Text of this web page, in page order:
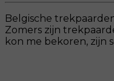
Belgische
Zomers zijn
kon me bekoren, zijn